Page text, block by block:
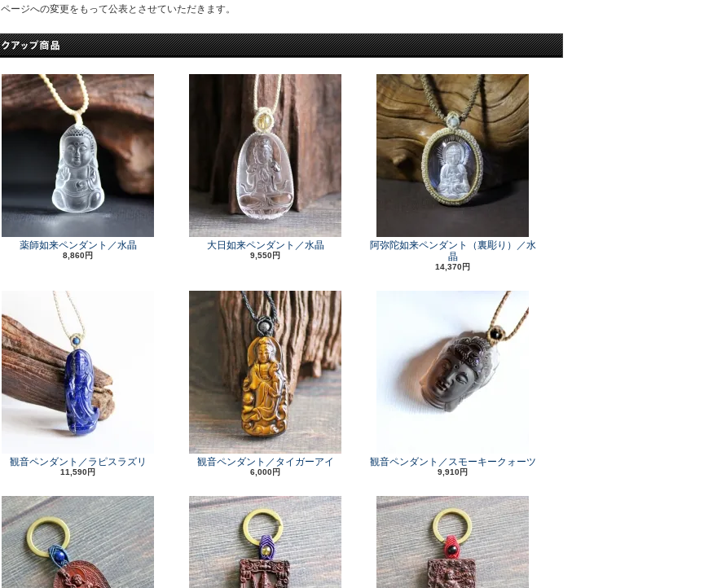
ページへの変更をもって公表とさせていただきます。
薬師如来ペンダント／水晶
8,860円
大日如来ペンダント／水晶
9,550円
阿弥陀如来ペンダント（裏彫り）／水
晶
14,370円
観音ペンダント／ラピスラズリ
11,590円
観音ペンダント／タイガーアイ
6,000円
観音ペンダント／スモーキークォーツ
9,910円